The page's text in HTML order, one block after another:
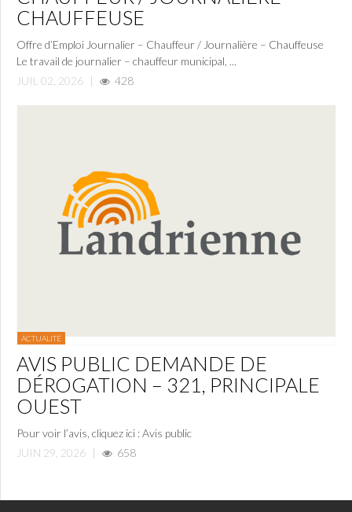
CHAUFFEUSE
Offre d’Emploi Journalier – Chauffeur / Journalière – Chauffeuse
Le travail de journalier – chauffeur municipal, ...
JUIL 02, 2026 | 428
ACTUALITÉ
AVIS PUBLIC DEMANDE DE
DÉROGATION – 321, PRINCIPALE
OUEST
Pour voir l’avis, cliquez ici : Avis public
JUIN 29, 2026 | 658